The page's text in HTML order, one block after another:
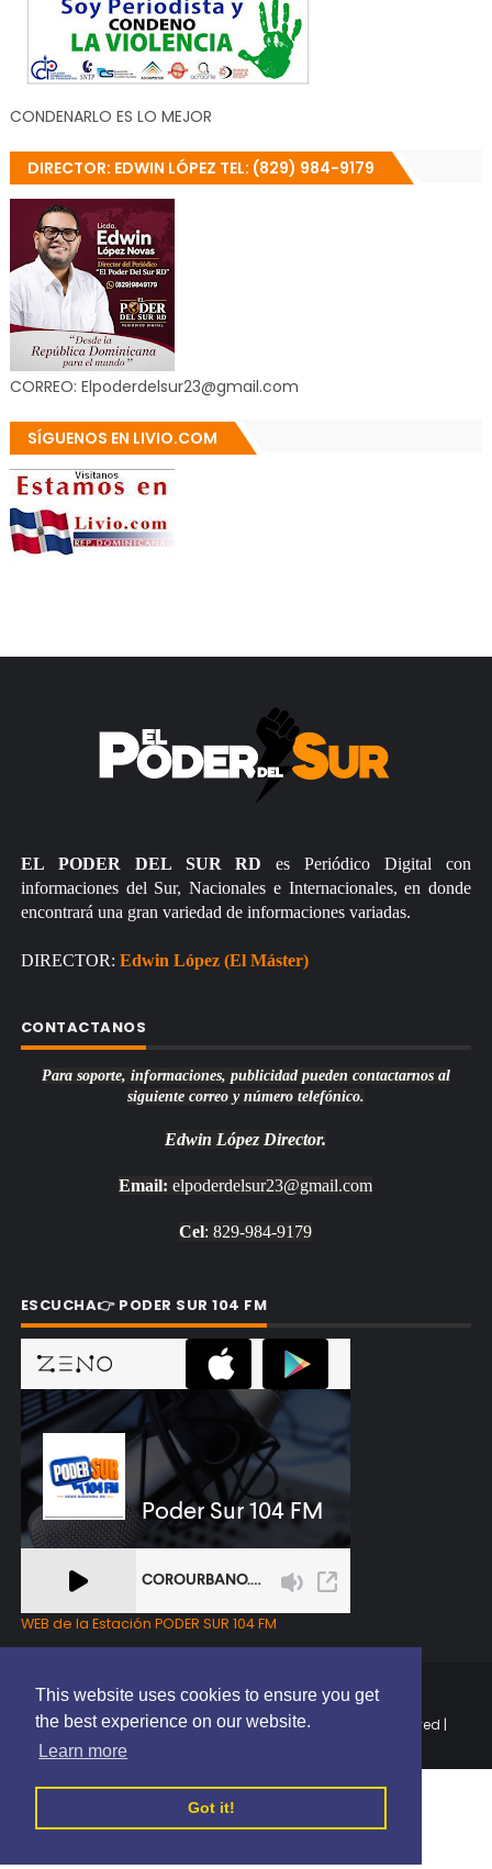
This website uses cookies to ensure you get
the best experience on our website.
Learn more
Got it!
CONDENARLO ES LO MEJOR
DIRECTOR: EDWIN LÓPEZ TEL: (829) 984-9179
CORREO: Elpoderdelsur23@gmail.com
SÍGUENOS EN LIVIO.COM
EL PODER DEL SUR RD es Periódico Digital con
informaciones del Sur, Nacionales e Internacionales, en donde
encontrará una gran variedad de informaciones variadas.
DIRECTOR: Edwin López (El Máster)
CONTACTANOS
Para soporte, informaciones, publicidad pueden contactarnos al
siguiente correo y número telefónico.
Edwin López Director.
Email: elpoderdelsur23@gmail.com
Cel: 829-984-9179
ESCUCHA👉 PODER SUR 104 FM
WEB de la Estación PODER SUR 104 FM
Copyright © 2025 | EL PODER DEL SUR RD | All Rights Reserved |